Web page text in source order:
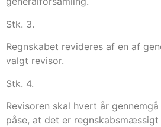
Stk. 3.
Regnskabet revideres af en af
valgt revisor.
Stk. 4.
Revisoren skal hvert år
påse, at det er